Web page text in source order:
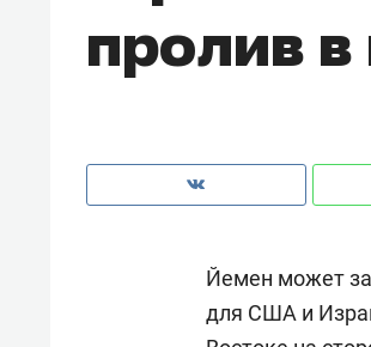
пролив
Йемен может
для США и